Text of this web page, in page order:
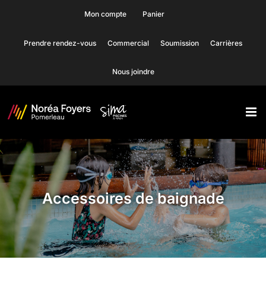
content
Mon compte Panier
Prendre rendez-vous Commercial Soumission Carrières
Nous joindre
Accessoires de baignade